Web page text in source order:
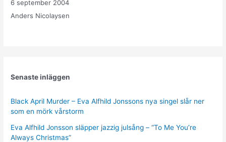
6 september 2004
Anders Nicolaysen
Senaste inläggen
Black April Murder – Eva Alfhild Jonssons nya singel slår ner
som en mörk vårstorm
Eva Alfhild Jonsson släpper jazzig julsång – “To Me You’re
Always Christmas”